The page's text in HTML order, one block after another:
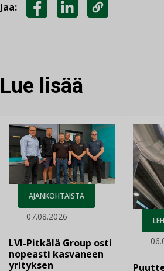
Jaa:
Lue lisää
AJANKOHTAISTA
07.08.2026
LVI-Pitkälä Group osti
nopeasti kasvaneen
yrityksen